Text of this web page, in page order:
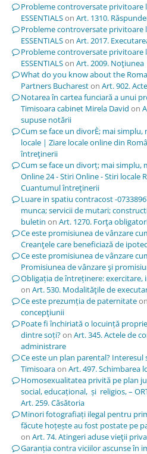
Probleme controversate privitoare
ESSENTIALSon Art. 1310.
Probleme controversate privitoare
ESSENTIALSon Art. 2017.
Probleme controversate privitoare
ESSENTIALSon Art. 2009. Noţiunea
What do you know about the
Partners Buchareston Art. 902.
Notarea în cartea funciară a unui
Timisoara cabinet Mirela David on
supuse notării
Cum se face un divorÈ; mai
locale | Ziare locale online din
întreţinerii
Cum se face un divorț; mai simplu,
Online 24 - Stiri Online - Stiri locale
Cuantumul întreţinerii
Luare in spatiu contracost -
munca; servicii de mutari;
buletin on Art. 1270. Forţa
Ce este promisiunea de vânzare
Creanţele care beneficiază de
Ce este promisiunea de vânzare
Promisiunea de vânzare şi
Obligația de întreținere:
on Art. 530. Modalităţile de
Ce este prezumția de paternitateon
concepţiunii
Poate fi închiriată o locuință
dintre soți?on Art. 345. Actele de
administrare
Ce este un plan parental?
Timisoaraon Art. 497. Schimbarea
Homosexualitatea privită pe plan
social, educațional, și religios, –
Art. 259. Căsătoria
Minori fotografiați ilegal pentru
făcute hoțește au fost postate pe
on Art. 74. Atingeri aduse vieţii
Garanția contra viciilor ascunse în